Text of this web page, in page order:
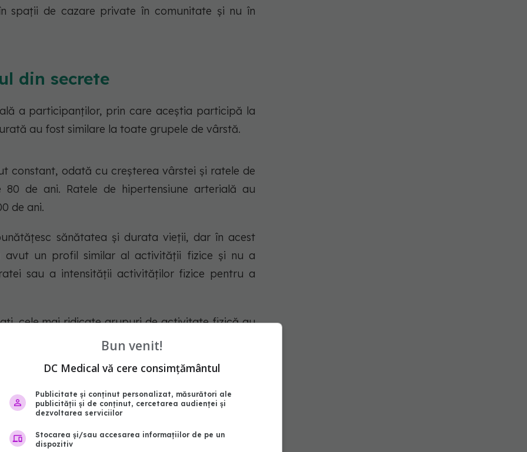
spații de cazare private în comunitate și nu în
din secrete
a participanților, prin care aceștia participă la
au fost similare la toate grupele de vârstă.
constant, odată cu creșterea vârstei și ratele de
de ani. Ratele de hipertensiune arterială au
de ani.
sănătatea și durata vieții, dar în acest
avut un profil similar al activității fizice și nu a
sau a intensității activităților fizice pentru a
cele mai ridicate grupuri de activitate fizică au
400 și 500 de centenari care trăiesc în Noua
ar avea vârsta peste 105. Vârsta medie a celor
Bun venit!
DC Medical vă cere consimțământul
Publicitate și conținut personalizat, măsurători ale
publicității și de conținut, cercetarea audienței și
dezvoltarea serviciilor
Stocarea și/sau accesarea informațiilor de pe un
dispozitiv